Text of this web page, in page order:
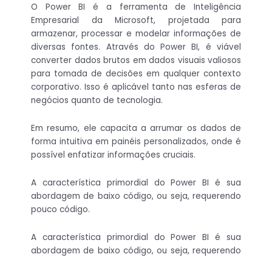
O Power BI é a ferramenta de Inteligência
Empresarial da Microsoft, projetada para
armazenar, processar e modelar informações de
diversas fontes. Através do Power BI, é viável
converter dados brutos em dados visuais valiosos
para tomada de decisões em qualquer contexto
corporativo. Isso é aplicável tanto nas esferas de
negócios quanto de tecnologia.
Em resumo, ele capacita a arrumar os dados de
forma intuitiva em painéis personalizados, onde é
possível enfatizar informações cruciais.
A característica primordial do Power BI é sua
abordagem de baixo código, ou seja, requerendo
pouco código.
A característica primordial do Power BI é sua
abordagem de baixo código, ou seja, requerendo